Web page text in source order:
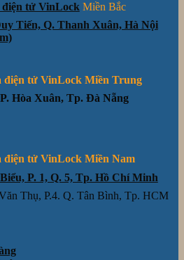
điện tử VinLock Miền Bắc
Tiến, Q. Thanh Xuân, Hà Nội
điện tử VinLock Miền Trung
Hòa Xuân, Tp. Đà Nẵng
điện tử VinLock Miền Nam
P. 1, Q. 5, Tp. Hồ Chí Minh
Thụ, P.4. Q. Tân Bình, Tp. HCM